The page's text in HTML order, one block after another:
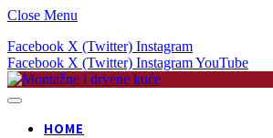
Close Menu
Facebook X (Twitter) Instagram
Facebook X (Twitter) InstagramYouTube
HOME